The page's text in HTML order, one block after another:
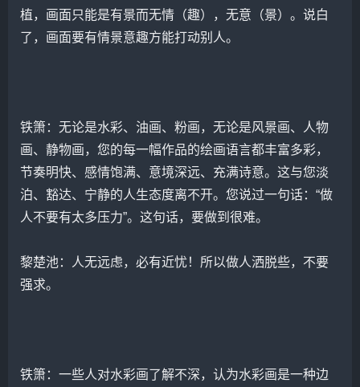
植，画面只能是有景而无情（趣），无意（景）。说白
了，画面要有情景意趣方能打动别人。
铁箫：无论是水彩、油画、粉画，无论是风景画、人物
画、静物画，您的每一幅作品的绘画语言都丰富多彩，
节奏明快、感情饱满、意境深远、充满诗意。这与您淡
泊、豁达、宁静的人生态度离不开。您说过一句话：“做
人不要有太多压力”。这句话，要做到很难。
黎楚池：人无远虑，必有近忧！所以做人洒脱些，不要
强求。
铁箫：一些人对水彩画了解不深，认为水彩画是一种边